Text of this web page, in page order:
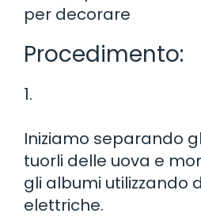
per decorare
Procedimento:
1.
Iniziamo separando
tuorli delle uova e
gli albumi utilizzando
elettriche.